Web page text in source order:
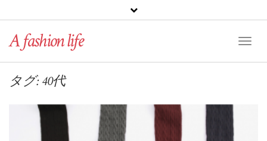
A fashion life
タグ: 40代